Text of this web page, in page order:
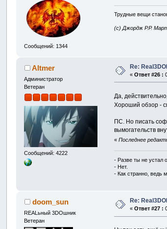
Сообщений: 1344
Трудные вещи
(с) Джордж Р.Р.
Altmer
Администратор
Ветеран
Сообщений: 4222
Re:
«Ответ #26 :
Да,
Хороший обзор -
ПС. Но писать
вымогательств
«Последнее
- Разве ты не устал
- Нет.
- Как странно, ведь
doom_sun
REALьный 3DOшник
Ветеран
Re:
«Ответ #27 :